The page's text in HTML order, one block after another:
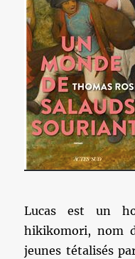
Lucas est un
hikikomori, nom
jeunes tétalisés